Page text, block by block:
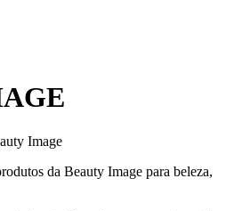
Image
da Beauty Image para beleza,